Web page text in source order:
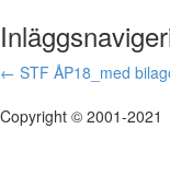
← STF ÅP18_med
Copyright © 2001-2021